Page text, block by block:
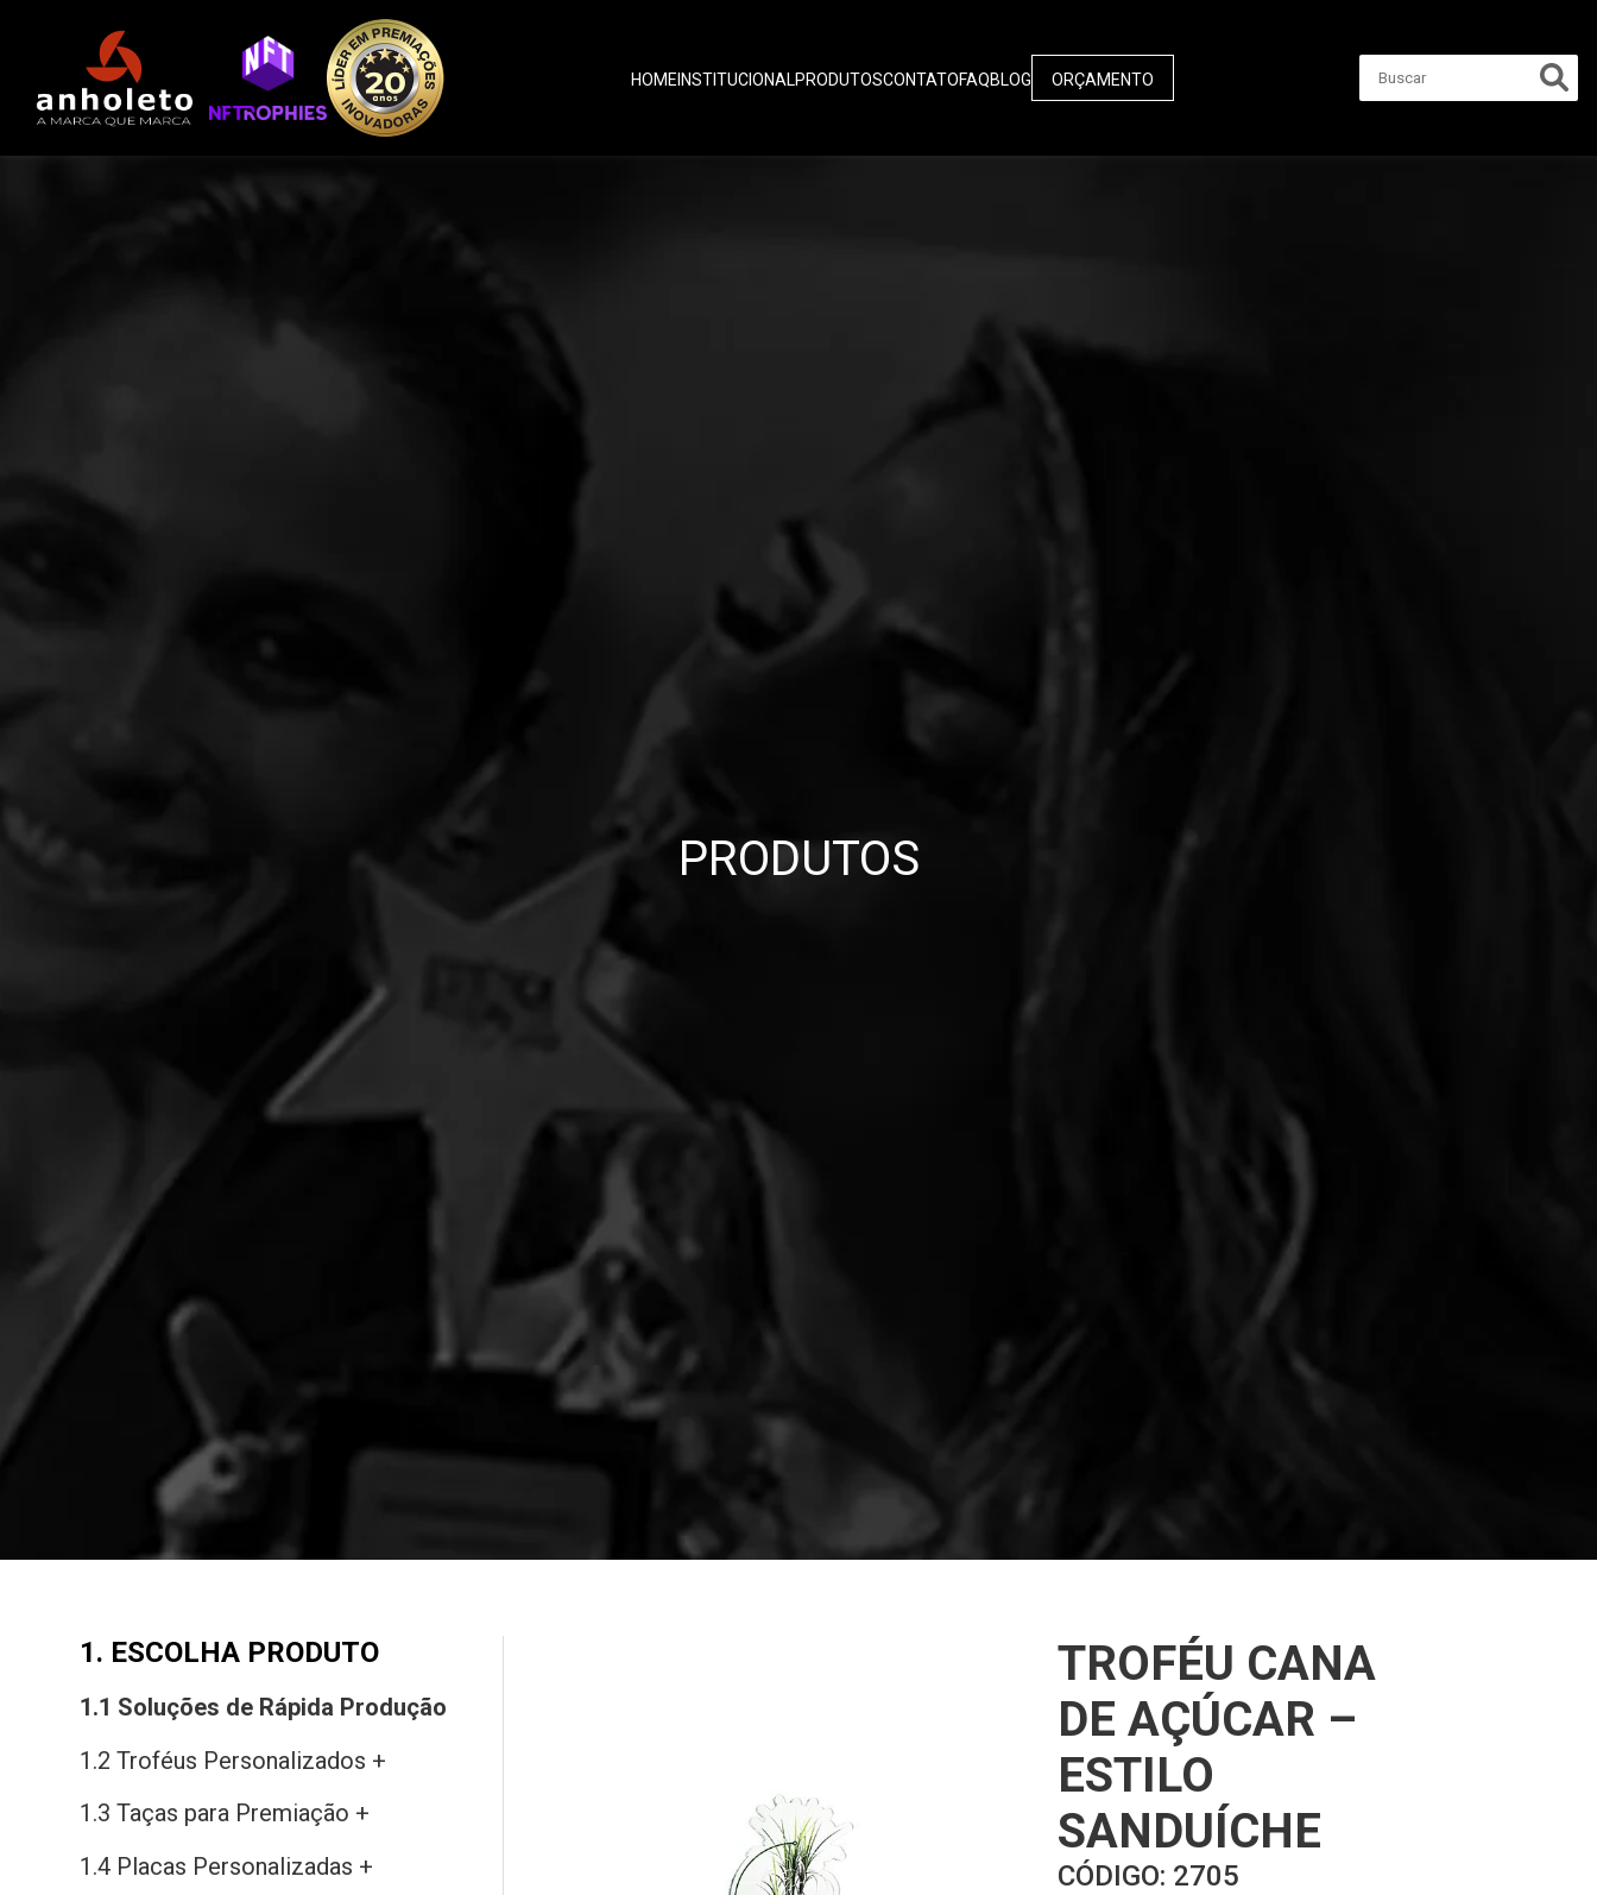
HOME INSTITUCIONALPRODUTOSCONTATOFAQBLOG ORÇAMENTO
PRODUTOS
1. ESCOLHA PRODUTO
1.1 Soluções de Rápida Produção
1.2 Troféus Personalizados +
1.3 Taças para Premiação +
1.4 Placas Personalizadas +
TROFÉU CANA
DE AÇÚCAR –
ESTILO
SANDUÍCHE
CÓDIGO: 2705